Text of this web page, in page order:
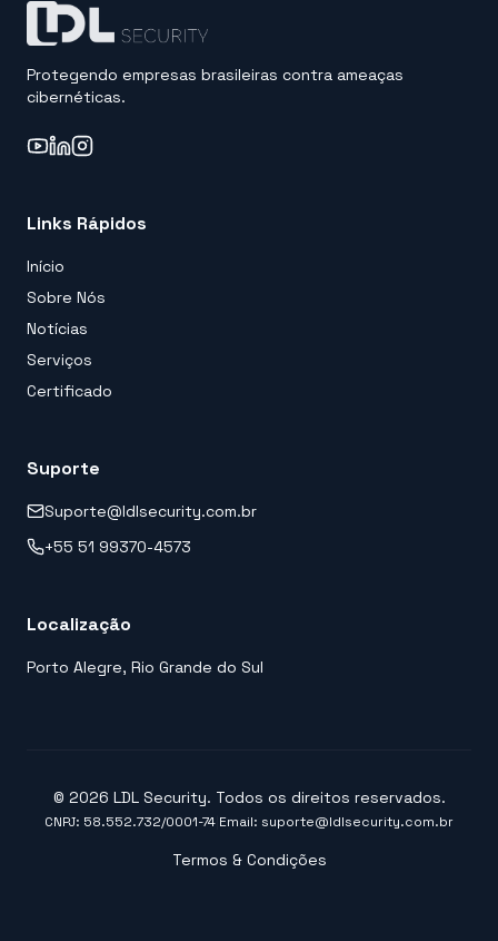
Protegendo empresas brasileiras contra ameaças
cibernéticas.
Links Rápidos
Início
Sobre Nós
Notícias
Serviços
Certificado
Suporte
Suporte@ldlsecurity.com.br
+55 51 99370-4573
Localização
Porto Alegre, Rio Grande do Sul
© 2026 LDL Security. Todos os direitos reservados.
CNPJ: 58.552.732/0001-74 Email: suporte@ldlsecurity.com.br
Termos & Condições